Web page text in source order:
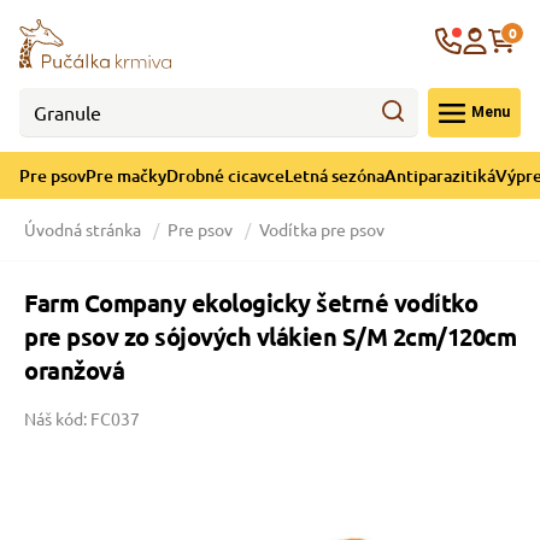
Menu
0
Pre psovPre mačkyDrobné cicavceLetná sezónaAntiparazitiká
mačky
Pre mačky
mačky
mačky
cicavce
Drobné cicavce
sezóna
Letná sezóna
ochladenie
Výpredaj
CZK
Úvodná stránka Pre psov Vodítka pre psov
Farm Company ekologicky šetrné vodítko
pre psov zo sójových vlákien S/M 2cm/120cm
oranžová
Náš kód: FC037